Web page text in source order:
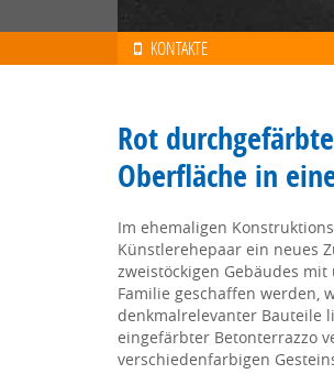
KONTAKTE
Rot
Oberfläche in
Im ehemaligen
Künstlerehepaar ein neues
zweistöckigen Gebäudes
Familie geschaffen werden,
denkmalrelevanter Bauteile
eingefärbter Betonterrazzo
verschiedenfarbigen